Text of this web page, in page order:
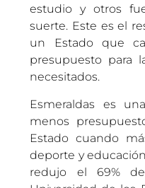
estudio y otros
suerte. Este es el
un Estado que
presupuesto para
necesitados.
Esmeraldas es
menos
Estado cuando
deporte y
redujo el 69%